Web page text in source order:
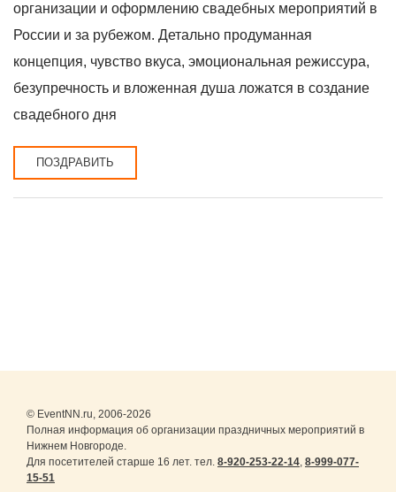
организации и оформлению свадебных мероприятий в
России и за рубежом. Детально продуманная
концепция, чувство вкуса, эмоциональная режиссура,
безупречность и вложенная душа ложатся в создание
свадебного дня
ПОЗДРАВИТЬ
© EventNN.ru, 2006-2026
Полная информация об организации праздничных мероприятий в
Нижнем Новгороде.
Для посетителей старше 16 лет. тел. 8-920-253-22-14, 8-999-077-
15-51